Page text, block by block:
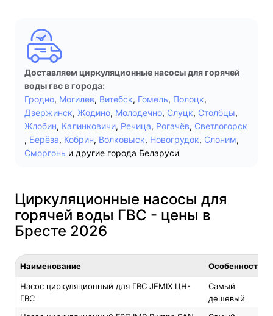
Доставляем циркуляционные насосы для горячей
воды гвс в города:
Гродно, Могилев, Витебск, Гомель, Полоцк,
Дзержинск, Жодино, Молодечно, Слуцк, Столбцы,
Жлобин, Калинковичи, Речица, Рогачёв, Светлогорск
, Берёза, Кобрин, Волковыск, Новогрудок, Слоним,
Сморгонь и другие города Беларуси
Циркуляционные насосы для
горячей воды ГВС - цены в
Бресте 2026
Наименование Особенность
Насос циркуляционный для ГВС JEMIX ЦН-
ГВС
Самый
дешевый